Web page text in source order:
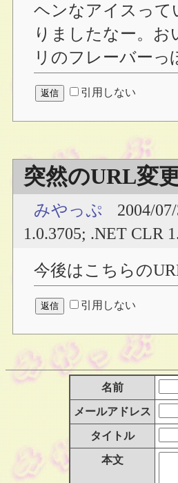
ヘンなアイスって
りましたなー。
リのフレーバー
引用しない
突然のURL変
みやっぷ 2004/
1.0.3705; .NET CLR
今後はこちらの
引用しない
名前
メールアドレス
タイトル
本文